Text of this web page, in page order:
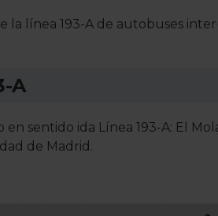
la línea 193-A de autobuses
A
en sentido ida Línea 193-A: El
de Madrid.